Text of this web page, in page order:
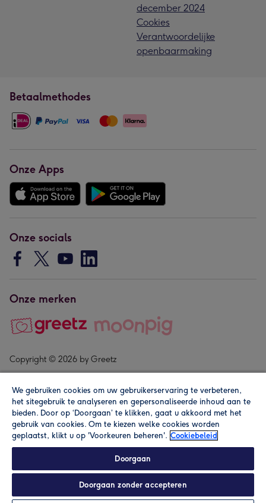
In winkelmand Personaliseren
december 2024
Cookies
Verantwoordelijke
openbaarmaking
Betaalmethodes
Onze Apps
Onze socials
Onze merken
Copyright © 2026 by Greetz
Alle prijzen zijn inclusief btw en andere heffingen. Lees de
We gebruiken cookies om uw gebruikerservaring te verbeteren,
het sitegebruik te analyseren en gepersonaliseerde inhoud aan te
bieden. Door op ‘Doorgaan’ te klikken, gaat u akkoord met het
gebruik van cookies. Om te kiezen welke cookies worden
geplaatst, klikt u op 'Voorkeuren beheren'. Cookiebeleid
Doorgaan
Doorgaan zonder accepteren